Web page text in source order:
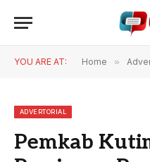
YOU ARE AT: Home »
ADVERTORIAL
Pemkab